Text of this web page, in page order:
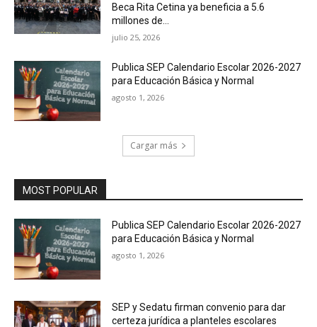
Beca Rita Cetina ya beneficia a 5.6
millones de...
julio 25, 2026
Publica SEP Calendario Escolar 2026-2027
para Educación Básica y Normal
agosto 1, 2026
Cargar más
MOST POPULAR
Publica SEP Calendario Escolar 2026-2027
para Educación Básica y Normal
agosto 1, 2026
SEP y Sedatu firman convenio para dar
certeza jurídica a planteles escolares